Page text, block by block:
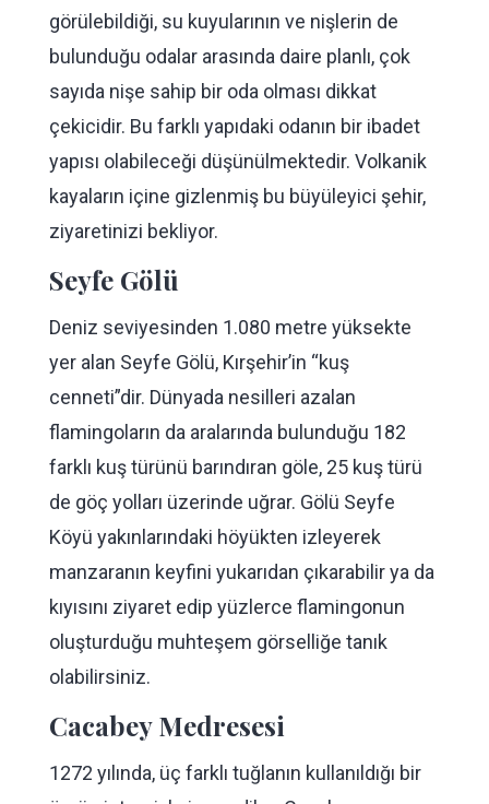
görülebildiği, su kuyularının ve nişlerin de
bulunduğu odalar arasında daire planlı, çok
sayıda nişe sahip bir oda olması dikkat
çekicidir. Bu farklı yapıdaki odanın bir ibadet
yapısı olabileceği düşünülmektedir. Volkanik
kayaların içine gizlenmiş bu büyüleyici şehir,
ziyaretinizi bekliyor.
Seyfe Gölü
Deniz seviyesinden 1.080 metre yüksekte
yer alan Seyfe Gölü, Kırşehir’in “kuş
cenneti”dir. Dünyada nesilleri azalan
flamingoların da aralarında bulunduğu 182
farklı kuş türünü barındıran göle, 25 kuş türü
de göç yolları üzerinde uğrar. Gölü Seyfe
Köyü yakınlarındaki höyükten izleyerek
manzaranın keyfini yukarıdan çıkarabilir ya da
kıyısını ziyaret edip yüzlerce flamingonun
oluşturduğu muhteşem görselliğe tanık
olabilirsiniz.
Cacabey Medresesi
1272 yılında, üç farklı tuğlanın kullanıldığı bir